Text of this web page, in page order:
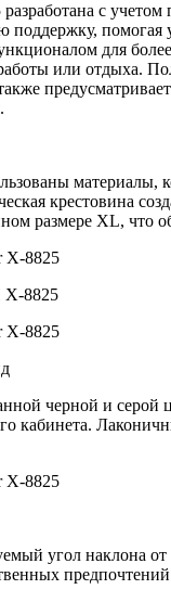
с
поддержку,
для более
или отдыха.
материалы,
крестовина
размере XL, что
8825
черной и серой
кабинета.
угол наклона